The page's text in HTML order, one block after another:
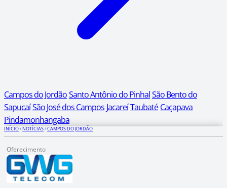
Campos do JordãoSanto Antônio do PinhalSão Bento do
SapucaíSão José dos Campos JacareíTaubaté Caçapava
Pindamonhangaba
INÍCIO/NOTÍCIAS/CAMPOS DO JORDÃO
Oferecimento